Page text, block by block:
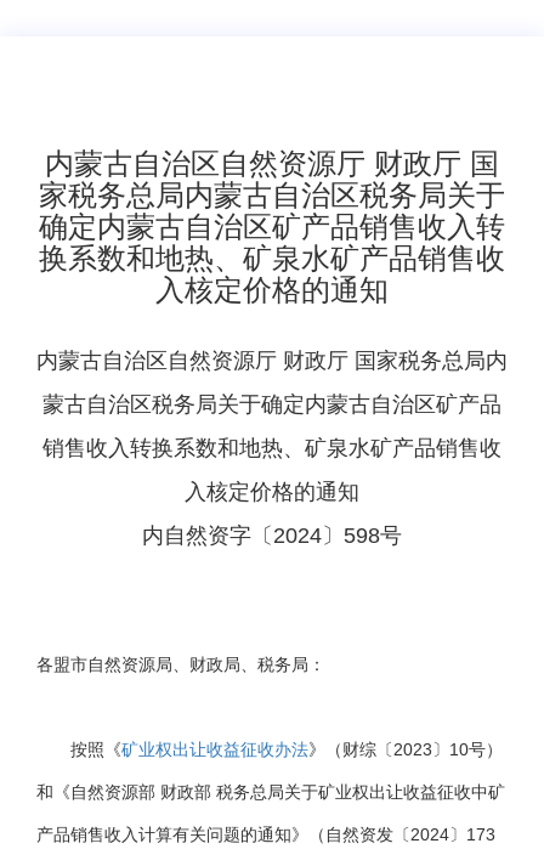
​内蒙古自治区自然资源厅 财政厅 国
家税务总局内蒙古自治区税务局关于
确定内蒙古自治区矿产品销售收入转
换系数和地热、矿泉水矿产品销售收
入核定价格的通知
内蒙古自治区自然资源厅 财政厅 国家税务总局内
蒙古自治区税务局关于确定内蒙古自治区矿产品
销售收入转换系数和地热、矿泉水矿产品销售收
入核定价格的通知
内自然资字〔2024〕598号
各盟市自然资源局、财政局、税务局：
按照《矿业权出让收益征收办法》（财综〔2023〕10号）
和《自然资源部 财政部 税务总局关于矿业权出让收益征收中矿
产品销售收入计算有关问题的通知》（自然资发〔2024〕173